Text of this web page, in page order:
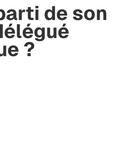
de son
?